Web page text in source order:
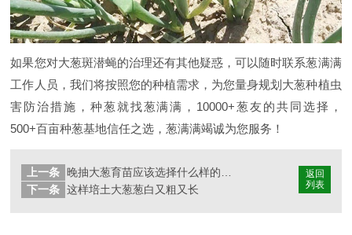
如果您对大葱斑潜蝇的治理还有其他疑惑，可以随时联系葱满满
工作人员，我们将按照您的种植需求，为您量身规划大葱种植虫
害防治措施，种葱就找葱满满，10000+葱友的共同选择，
500+百亩种葱基地信任之选，葱满满竭诚为您服务！
返回
列表
上一条
下一条 这样培土大葱葱白又粗又长